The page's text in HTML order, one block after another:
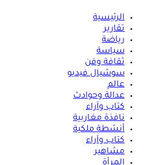
الرئيسية
تقارير
رياضة
سياسة
ثقافة وفن
سوشيال فيديو
عالم
عدالة وحوادث
كتاب وآراء
نافذة مغاربية
أنشطة ملكية
كتاب وآراء
مشاهير